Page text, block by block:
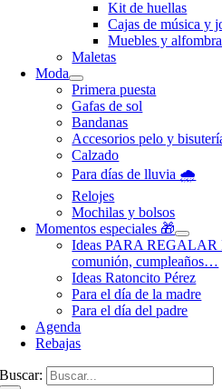
Kit de huellas
Cajas de música y
Muebles y
Maletas
Moda
Primera puesta
Gafas de sol
Bandanas
Accesorios pelo y
Calzado
Para días de lluvia 🌧️
Relojes
Mochilas y bolsos
Momentos especiales 🎁
Ideas PARA
comunión, cumpleaños…
Ideas Ratoncito Pérez
Para el día de la madre
Para el día del padre
Agenda
Rebajas
Buscar: